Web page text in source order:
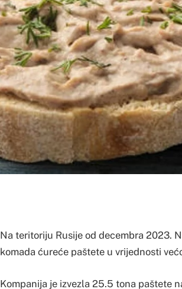
Na teritoriju Rusije od decembra 2023.
komada ćureće paštete u vrijednosti
Kompanija je izvezla 25.5 tona paštete